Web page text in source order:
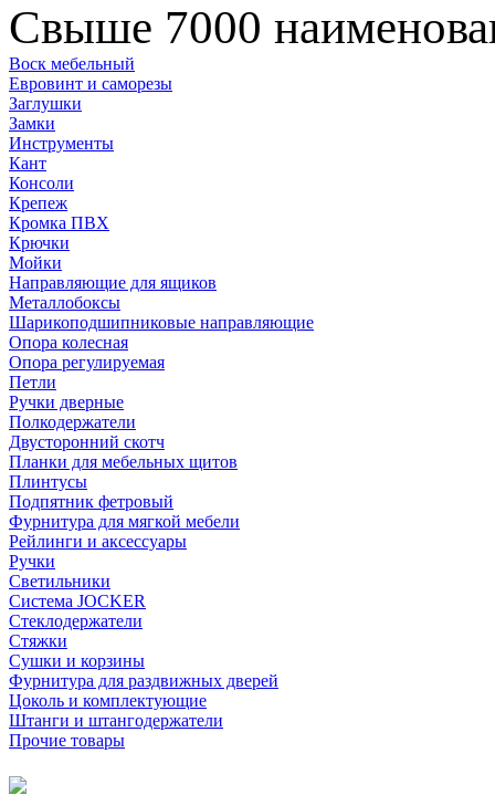
Свыше 7000
Воск мебельный
Евровинт и саморезы
Заглушки
Замки
Инструменты
Кант
Консоли
Крепеж
Кромка ПВХ
Крючки
Мойки
Направляющие для ящиков
Металлобоксы
Шарикоподшипниковые направляющие
Опора колесная
Опора регулируемая
Петли
Ручки дверные
Полкодержатели
Двусторонний скотч
Планки для мебельных щитов
Плинтусы
Подпятник фетровый
Фурнитура для мягкой мебели
Рейлинги и аксессуары
Ручки
Светильники
Система JOCKER
Стеклодержатели
Стяжки
Сушки и корзины
Фурнитура для раздвижных дверей
Цоколь и комплектующие
Штанги и штангодержатели
Прочие товары